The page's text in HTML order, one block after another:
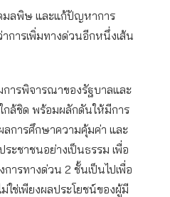
มลพิษ และแก้ปัญหาการ
การเพิ่มทางด่วนอีกหนึ่งเส้น
ารพิจารณาของรัฐบาลและ
กล้ชิด พร้อมผลักดันให้มีการ
ลการศึกษาความคุ้มค่า และ
ะชาชนอย่างเป็นธรรม เพื่อ
การทางด่วน 2 ชั้นเป็นไปเพื่อ
ใช่เพียงผลประโยชน์ของผู้มี